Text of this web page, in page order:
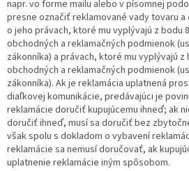
napr. vo forme mailu alebo v písomnej
presne označiť reklamované vady tovaru
o jeho právach, ktoré mu vyplývajú z bodu
obchodných a reklamačných podmienok
zákonníka) a právach, ktoré mu vyplývajú z
obchodných a reklamačných podmienok
zákonníka). Ak je reklamácia uplatnená
diaľkovej komunikácie, predávajúci je
reklamácie doručiť kupujúcemu ihneď; ak
doručiť ihneď, musí sa doručiť bez
však spolu s dokladom o vybavení
reklamácie sa nemusí doručovať, ak
uplatnenie reklamácie iným spôsobom.